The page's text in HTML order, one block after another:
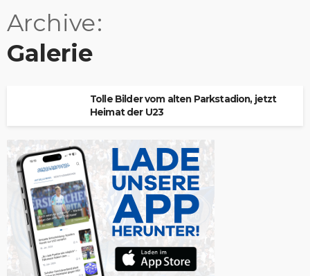
Archive
Galerie
Tolle Bilder vom alten Parkstadion, jetzt
Heimat der U23